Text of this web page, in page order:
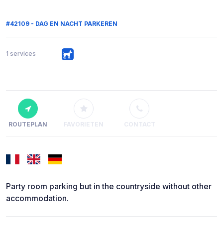
#42109 - DAG EN NACHT PARKEREN
1 services
ROUTEPLAN FAVORIETEN CONTACT
Party room parking but in the countryside without other
accommodation.